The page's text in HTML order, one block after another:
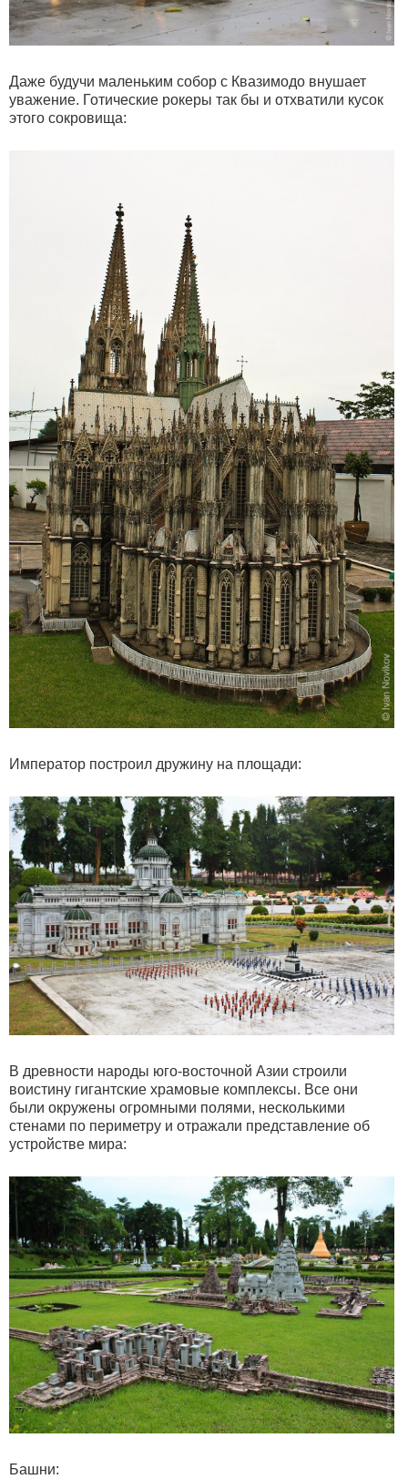
Даже будучи маленьким собор с Квазимодо внушает
уважение. Готические рокеры так бы и отхватили кусок
этого сокровища:
Император построил дружину на площади:
В древности народы юго-восточной Азии строили
воистину гигантские храмовые комплексы. Все они
были окружены огромными полями, несколькими
стенами по периметру и отражали представление об
устройстве мира:
Башни: